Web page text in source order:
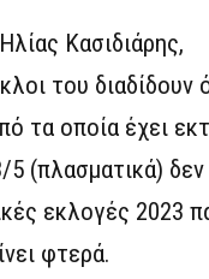
Κασιδιάρης,
του διαδίδουν
τα οποία έχει
(πλασματικά) δεν
εκλογές 2023
φτερά.